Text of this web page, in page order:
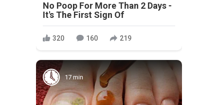
No Poop For More Than 2 Days -
It's The First Sign Of
320 160 219
17 min